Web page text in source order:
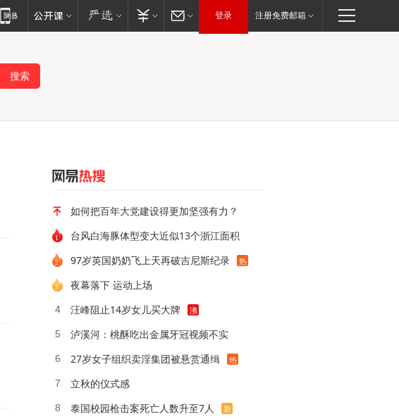
登录 注册免费邮箱
如何把百年大党建设得更加坚强有力？
台风白海豚体型变大近似13个浙江面积
97岁英国奶奶飞上天再破吉尼斯纪录 热
夜幕落下 运动上场
4 汪峰阻止14岁女儿买大牌 沸
5 泸溪河：桃酥吃出金属牙冠视频不实
6 27岁女子组织卖淫集团被悬赏通缉 热
7 立秋的仪式感
8 泰国校园枪击案死亡人数升至7人 新